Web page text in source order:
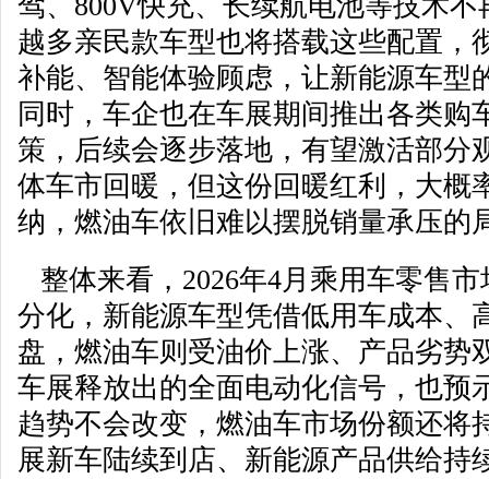
越多亲民款车型也将搭载这些配置，
补能、智能体验顾虑，让新能源车型
同时，车企也在车展期间推出各类购
策，后续会逐步落地，有望激活部分
体车市回暖，但这份回暖红利，大概
纳，燃油车依旧难以摆脱销量承压的
整体来看，2026年4月乘用车零售
分化，新能源车型凭借低用车成本、
盘，燃油车则受油价上涨、产品劣势
车展释放出的全面电动化信号，也预
趋势不会改变，燃油车市场份额还将
展新车陆续到店、新能源产品供给持